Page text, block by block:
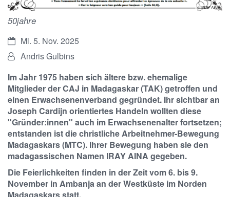
© IRAY AINA
50jahre
Datum:Mi. 5. Nov. 2025
Von:Andris Gulbins
Im Jahr 1975 haben sich ältere bzw. ehemalige
Mitglieder der CAJ in Madagaskar (TAK) getroffen und
einen Erwachsenenverband gegründet. Ihr sichtbar an
Joseph Cardijn orientiertes Handeln wollten diese
"Gründer:innen" auch im Erwachsenenalter fortsetzen;
entstanden ist die christliche Arbeitnehmer-Bewegung
Madagaskars (MTC). Ihrer Bewegung haben sie den
madagassischen Namen IRAY AINA gegeben.
Die Feierlichkeiten finden in der Zeit vom 6. bis 9.
November in Ambanja an der Westküste im Norden